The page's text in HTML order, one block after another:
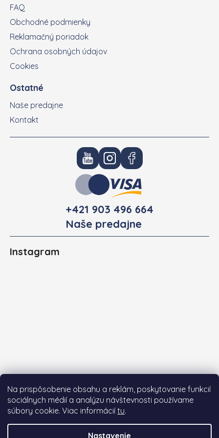
Na prispôsobenie obsahu a reklám, poskytovanie funkcií
sociálnych médií a analýzu návštevnosti používame
súbory cookie. Viac informácií tu.
Nastavenie
FAQ
Obchodné podmienky
Reklamačný poriadok
Ochrana osobných údajov
Cookies
Ostatné
Naše predajne
Kontakt
+421 903 496 664
Naše predajne
Instagram